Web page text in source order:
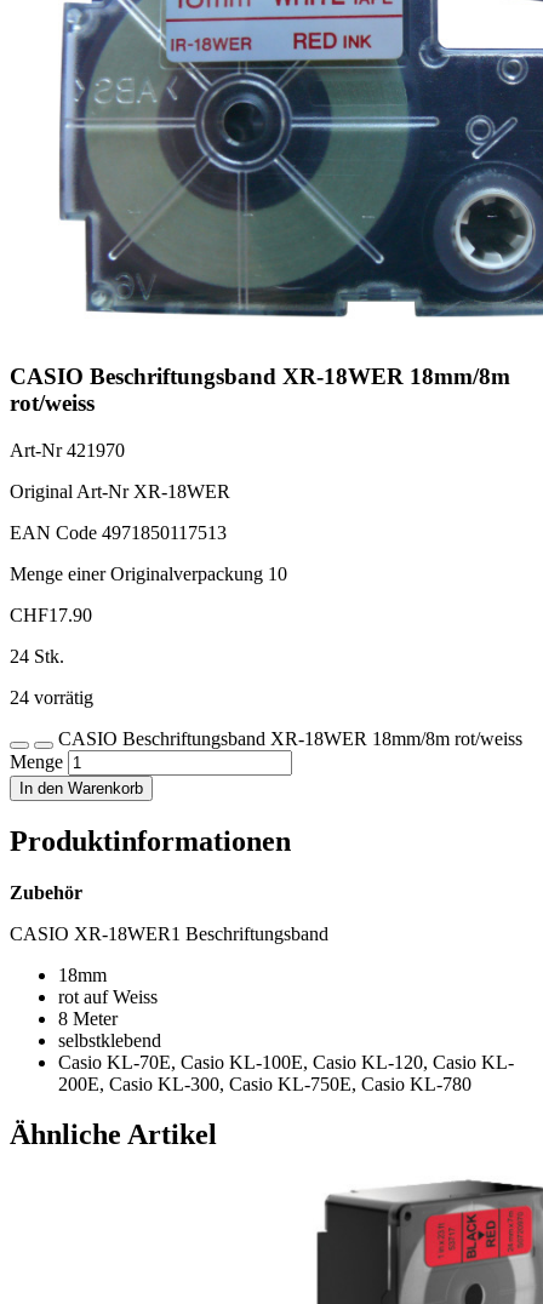
CASIO Beschriftungsband XR-18WER 18mm/8m
rot/weiss
Art-Nr421970
Original Art-Nr XR-18WER
EAN Code 4971850117513
Menge einer Originalverpackung 10
CHF17.90
24 Stk.
24 vorrätig
CASIO Beschriftungsband XR-18WER 18mm/8m rot/weiss
Menge
In den Warenkorb
Produktinformationen
Zubehör
CASIO XR-18WER1 Beschriftungsband
18mm
rot auf Weiss
8 Meter
selbstklebend
Casio KL-70E, Casio KL-100E, Casio KL-120, Casio KL-
200E, Casio KL-300, Casio KL-750E, Casio KL-780
Ähnliche Artikel